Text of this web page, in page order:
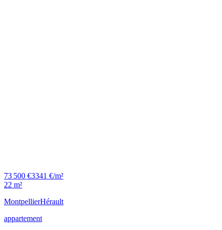
73 500 €3341 €/m²
22 m²
MontpellierHérault
appartement